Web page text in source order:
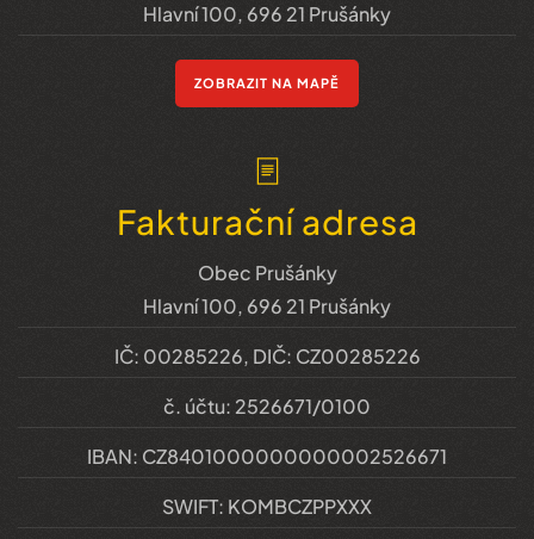
Hlavní 100, 696 21 Prušánky
ZOBRAZIT NA MAPĚ
Fakturační adresa
Obec Prušánky
Hlavní 100, 696 21 Prušánky
IČ: 00285226, DIČ: CZ00285226
č. účtu: 2526671/0100
IBAN: CZ8401000000000002526671
SWIFT: KOMBCZPPXXX